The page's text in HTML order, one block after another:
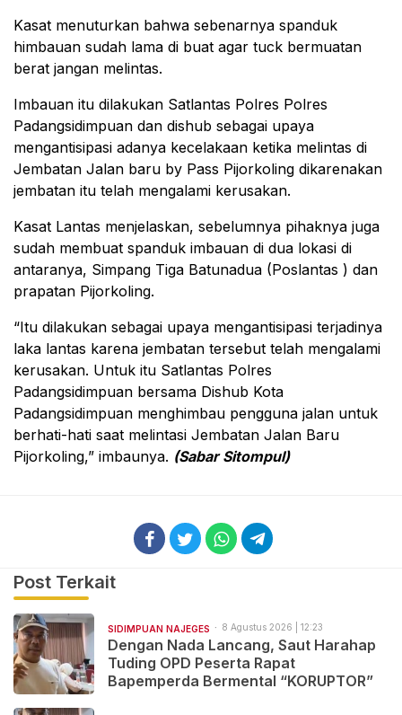
Kasat menuturkan bahwa sebenarnya spanduk
himbauan sudah lama di buat agar tuck bermuatan
berat jangan melintas.
Imbauan itu dilakukan Satlantas Polres Polres
Padangsidimpuan dan dishub sebagai upaya
mengantisipasi adanya kecelakaan ketika melintas di
Jembatan Jalan baru by Pass Pijorkoling dikarenakan
jembatan itu telah mengalami kerusakan.
Kasat Lantas menjelaskan, sebelumnya pihaknya juga
sudah membuat spanduk imbauan di dua lokasi di
antaranya, Simpang Tiga Batunadua (Poslantas ) dan
prapatan Pijorkoling.
“Itu dilakukan sebagai upaya mengantisipasi terjadinya
laka lantas karena jembatan tersebut telah mengalami
kerusakan. Untuk itu Satlantas Polres
Padangsidimpuan bersama Dishub Kota
Padangsidimpuan menghimbau pengguna jalan untuk
berhati-hati saat melintasi Jembatan Jalan Baru
Pijorkoling,” imbaunya. (Sabar Sitompul)
Post Terkait
SIDIMPUAN NAJEGES 8 Agustus 2026 | 12:23
Dengan Nada Lancang, Saut Harahap
Tuding OPD Peserta Rapat
Bapemperda Bermental “KORUPTOR”